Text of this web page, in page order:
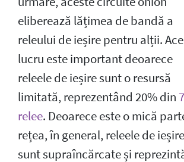
eliberează lățimea de bandă a
releului de ieșire pentru alții.
lucru este important deoarece
releele de ieșire sunt o resursă
limitată, reprezentând 20% din
relee. Deoarece este o mică
rețea, în general, releele de ieșire
sunt supraîncărcate și